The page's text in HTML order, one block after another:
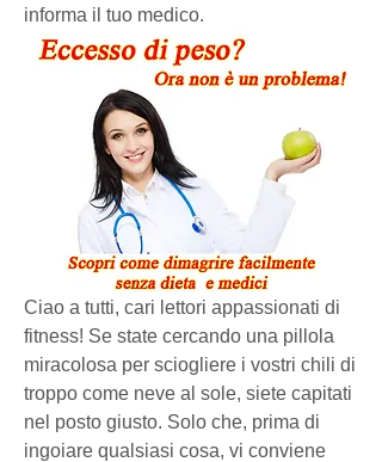
informa il tuo medico.
Ciao a tutti, cari lettori appassionati di
fitness! Se state cercando una pillola
miracolosa per sciogliere i vostri chili di
troppo come neve al sole, siete capitati
nel posto giusto. Solo che, prima di
ingoiare qualsiasi cosa, vi conviene